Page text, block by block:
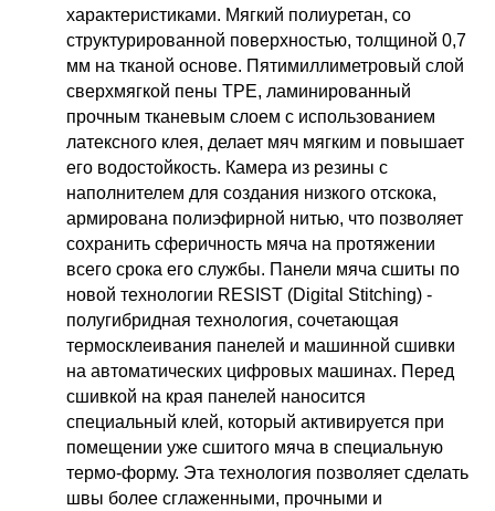
характеристиками. Мягкий полиуретан, со
структурированной поверхностью, толщиной 0,7
мм на тканой основе. Пятимиллиметровый слой
сверхмягкой пены TPE, ламинированный
прочным тканевым слоем с использованием
латексного клея, делает мяч мягким и повышает
его водостойкость. Камера из резины с
наполнителем для создания низкого отскока,
армирована полиэфирной нитью, что позволяет
сохранить сферичность мяча на протяжении
всего срока его службы. Панели мяча сшиты по
новой технологии RESIST (Digital Stitching) -
полугибридная технология, сочетающая
термосклеивания панелей и машинной сшивки
на автоматических цифровых машинах. Перед
сшивкой на края панелей наносится
специальный клей, который активируется при
помещении уже сшитого мяча в специальную
термо-форму. Эта технология позволяет сделать
швы более сглаженными, прочными и